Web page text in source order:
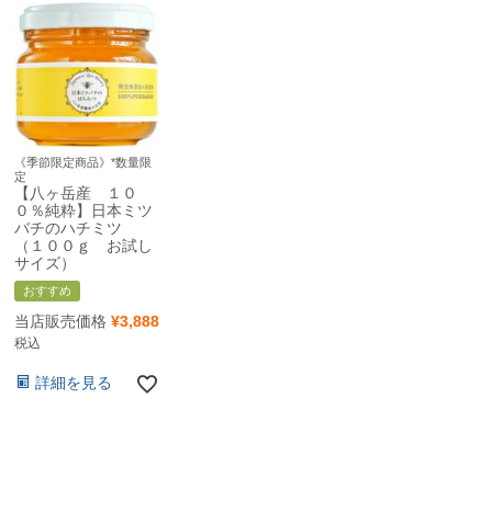
《季節限定商品》*数量限
定
【八ヶ岳産 １０
０％純粋】日本ミツ
バチのハチミツ
（１００ｇ お試し
サイズ）
おすすめ
当店販売価格 ¥3,888
税込
詳細を見る